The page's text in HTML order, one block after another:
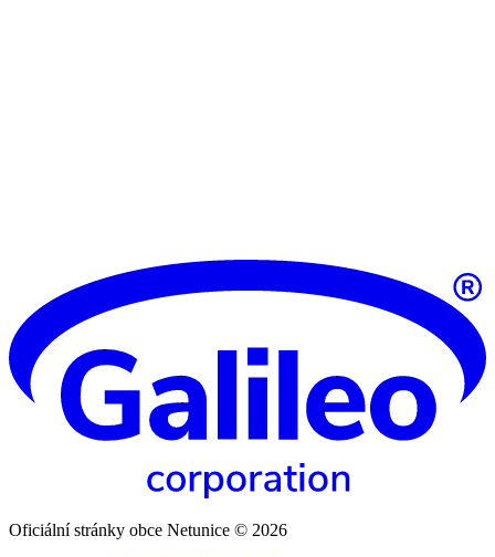
Oficiální stránky obce Netunice © 2026